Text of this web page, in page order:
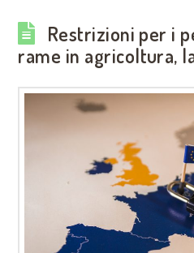
Restrizioni per i
rame in agricoltura,